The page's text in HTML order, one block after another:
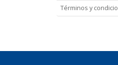
Términos y